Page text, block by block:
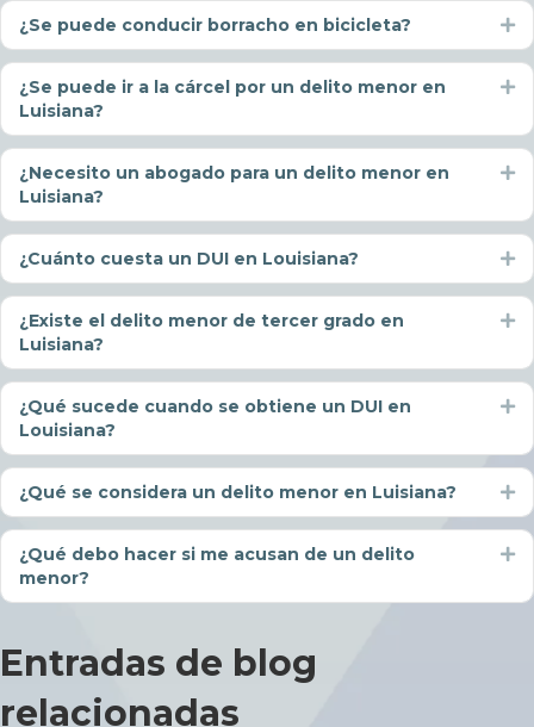
¿Se puede conducir borracho en bicicleta?
¿Se puede ir a la cárcel por un delito menor en
Luisiana?
¿Necesito un abogado para un delito menor en
Luisiana?
¿Cuánto cuesta un DUI en Louisiana?
¿Existe el delito menor de tercer grado en
Luisiana?
¿Qué sucede cuando se obtiene un DUI en
Louisiana?
¿Qué se considera un delito menor en Luisiana?
¿Qué debo hacer si me acusan de un delito
menor?
Entradas de blog
relacionadas